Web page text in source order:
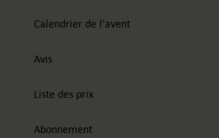
Calendrier de l'avent
Avis
Liste des prix
Abonnement